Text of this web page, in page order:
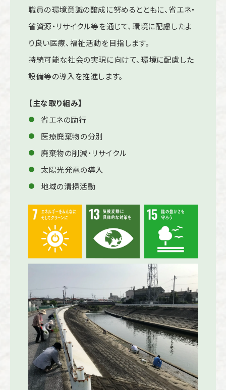
職員の環境意識の醸成に努めるとともに、省エネ・
省資源・リサイクル等を通じて、環境に配慮したよ
り良い医療、福祉活動を目指します。
持続可能な社会の実現に向けて、環境に配慮した
設備等の導入を推進します。
【主な取り組み】
省エネの励行
医療廃棄物の分別
廃棄物の削減・リサイクル
太陽光発電の導入
地域の清掃活動